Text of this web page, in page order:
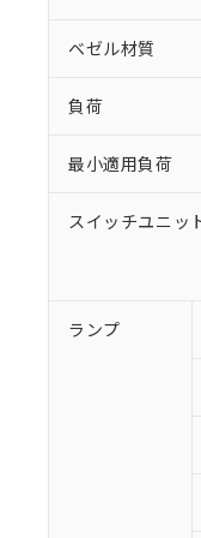
ベゼル材質
負荷
最小適用負荷
スイッチユニッ
ランプ